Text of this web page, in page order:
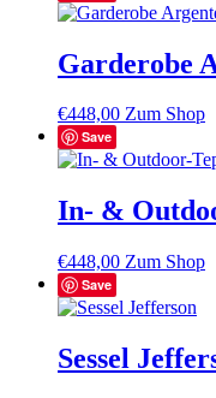
Garderobe
€448,00 Zum Shop
Save
In- &
€448,00 Zum Shop
Save
Sessel